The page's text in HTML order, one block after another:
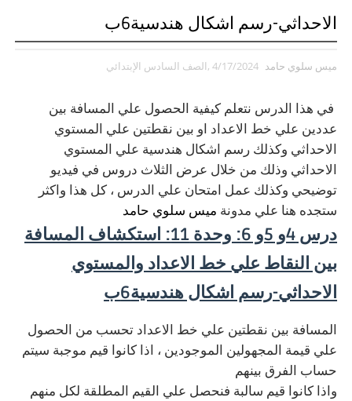
الاحداثي-رسم اشكال هندسية6ب
ميس سلوي حامد 4/17/2024 ,الصف السادس الإبتدائي
في هذا الدرس نتعلم كيفية الحصول علي المسافة بين
عددين علي خط الاعداد او بين نقطتين علي المستوي
الاحداثي وكذلك رسم اشكال هندسية علي المستوي
الاحداثي وذلك من خلال عرض الثلاث دروس في فيديو
توضيحي وكذلك عمل امتحان علي الدرس ، كل هذا واكثر
ستجده هنا علي مدونة ميس سلوي حامد
درس 4و 5و 6: وحدة 11: استكشاف المسافة
بين النقاط علي خط الاعداد والمستوي
الاحداثي-رسم اشكال هندسية6ب
المسافة بين نقطتين علي خط الاعداد تحسب من الحصول
علي قيمة المجهولين الموجودين ، اذا كانوا قيم موجبة سيتم
حساب الفرق بينهم
واذا كانوا قيم سالبة فنحصل علي القيم المطلقة لكل منهم